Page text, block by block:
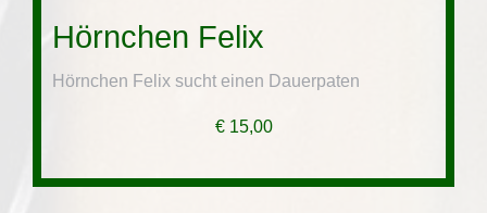
Hörnchen Felix
Hörnchen Felix sucht einen Dauerpaten
€15,00